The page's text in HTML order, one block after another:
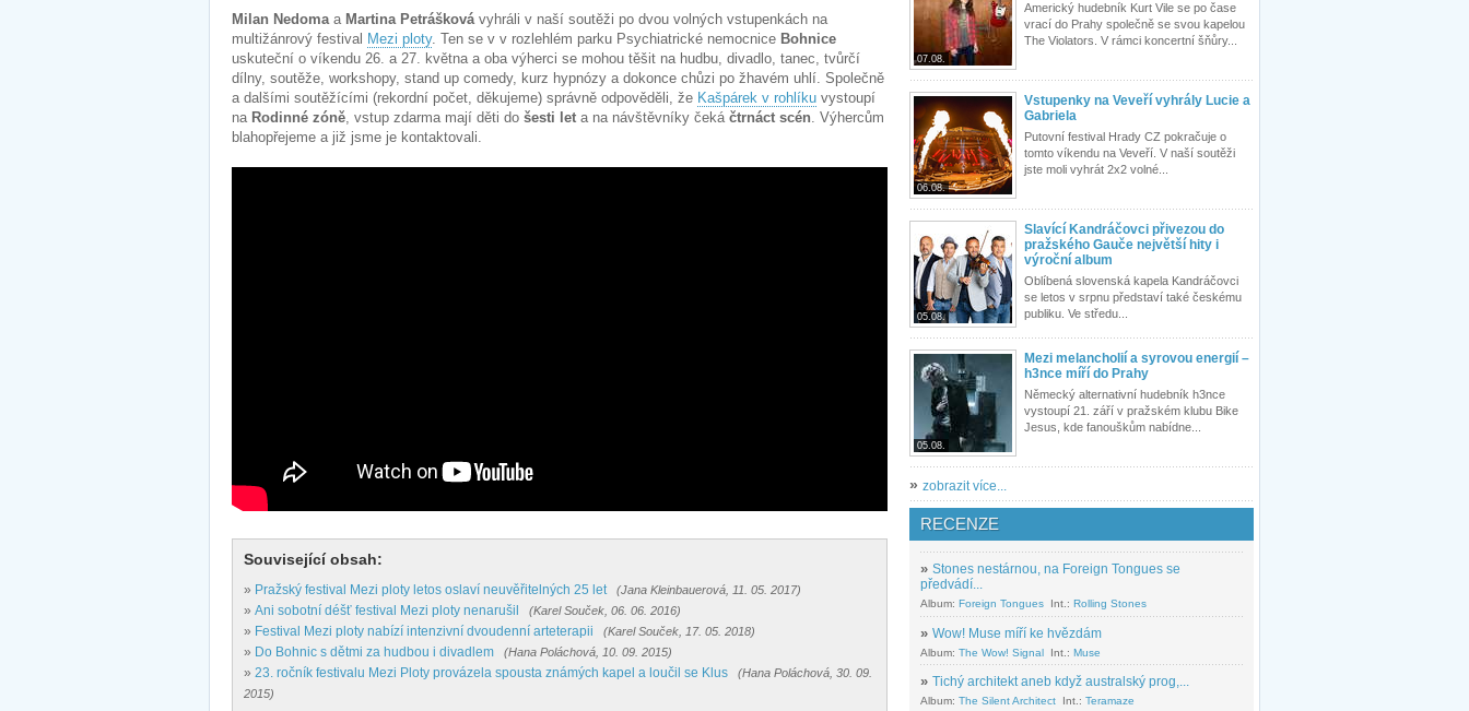
Milan Nedomaa Martina Petráškovávyhráli v naší soutěži po dvou volných vstupenkách na
multižánrový festival Mezi ploty. Ten se v v rozlehlém parku Psychiatrické nemocnice Bohnice
uskuteční o víkendu 26. a 27. května a oba výherci se mohou těšit na hudbu, divadlo, tanec, tvůrčí
dílny, soutěže, workshopy, stand up comedy, kurz hypnózy a dokonce chůzi po žhavém uhlí. Společně
a dalšími soutěžícími (rekordní počet, děkujeme) správně odpověděli, že Kašpárek v rohlíku vystoupí
na Rodinné zóně, vstup zdarma mají děti do šesti let a na návštěvníky čeká čtrnáct scén. Výhercům
blahopřejeme a již jsme je kontaktovali.
Související obsah:
» Pražský festival Mezi ploty letos oslaví neuvěřitelných 25 let (Jana Kleinbauerová, 11. 05. 2017)
» Ani sobotní déšť festival Mezi ploty nenarušil (Karel Souček, 06. 06. 2016)
» Festival Mezi ploty nabízí intenzivní dvoudenní arteterapii (Karel Souček, 17. 05. 2018)
» Do Bohnic s dětmi za hudbou i divadlem (Hana Poláchová, 10. 09. 2015)
» 23. ročník festivalu Mezi Ploty provázela spousta známých kapel a loučil se Klus
(Hana Poláchová, 30. 09.
2015)
07.08.
Americký hudebník Kurt Vile se po čase
vrací do Prahy společně se svou kapelou
The Violators. V rámci koncertní šňůry...
06.08.
Vstupenky na Veveří vyhrály Lucie a
Gabriela
Putovní festival Hrady CZ pokračuje o
tomto víkendu na Veveří. V naší soutěži
jste moli vyhrát 2x2 volné...
05.08.
Slavící Kandráčovci přivezou do
pražského Gauče největší hity i
výroční album
Oblíbená slovenská kapela Kandráčovci
se letos v srpnu představí také českému
publiku. Ve středu...
05.08.
Mezi melancholií a syrovou energií –
h3nce míří do Prahy
Německý alternativní hudebník h3nce
vystoupí 21. září v pražském klubu Bike
Jesus, kde fanouškům nabídne...
» zobrazit více...
RECENZE
» Stones nestárnou, na Foreign Tongues se
předvádí...
Album: Foreign Tongues Int.: Rolling Stones
» Wow! Muse míří ke hvězdám
Album: The Wow! Signal Int.: Muse
» Tichý architekt aneb když australský prog,...
Album: The Silent Architect Int.: Teramaze